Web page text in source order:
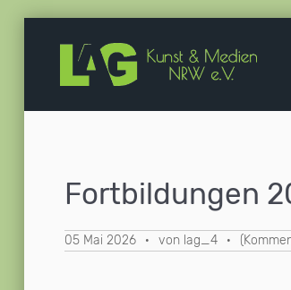
Fortbildungen
05 Mai 2026 · von lag_4 ·